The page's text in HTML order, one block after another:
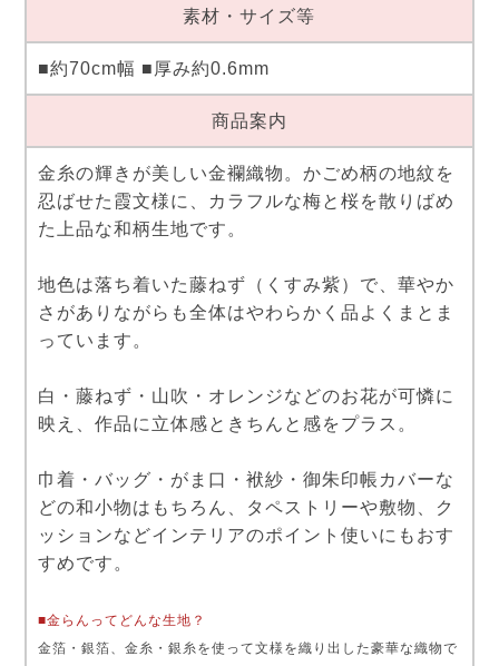
素材・サイズ等
■約70cm幅 ■厚み約0.6mm
商品案内
金糸の輝きが美しい金襴織物。かごめ柄の地紋を
忍ばせた霞文様に、カラフルな梅と桜を散りばめ
た上品な和柄生地です。
地色は落ち着いた藤ねず（くすみ紫）で、華やか
さがありながらも全体はやわらかく品よくまとま
っています。
白・藤ねず・山吹・オレンジなどのお花が可憐に
映え、作品に立体感ときちんと感をプラス。
巾着・バッグ・がま口・袱紗・御朱印帳カバーな
どの和小物はもちろん、タペストリーや敷物、ク
ッションなどインテリアのポイント使いにもおす
すめです。
■金らんってどんな生地？
金箔・銀箔、金糸・銀糸を使って文様を織り出した豪華な織物で